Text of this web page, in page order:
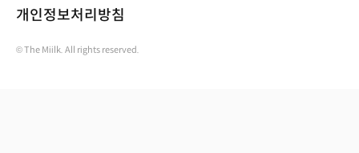
개인정보처리방침
© The Miilk. All rights reserved.